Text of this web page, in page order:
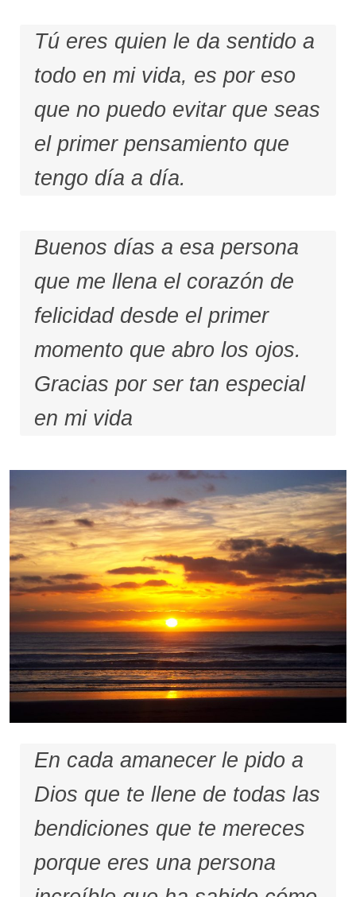
Tú eres quien le da sentido a
todo en mi vida, es por eso
que no puedo evitar que seas
el primer pensamiento que
tengo día a día.
Buenos días a esa persona
que me llena el corazón de
felicidad desde el primer
momento que abro los ojos.
Gracias por ser tan especial
en mi vida
En cada amanecer le pido a
Dios que te llene de todas las
bendiciones que te mereces
porque eres una persona